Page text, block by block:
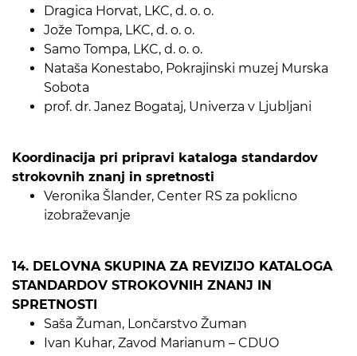
Dragica Horvat, LKC, d. o. o.
Jože Tompa, LKC, d. o. o.
Samo Tompa, LKC, d. o. o.
Nataša Konestabo, Pokrajinski muzej Murska
Sobota
prof. dr. Janez Bogataj, Univerza v Ljubljani
Koordinacija pri pripravi kataloga standardov
strokovnih znanj in spretnosti
Veronika Šlander, Center RS za poklicno
izobraževanje
14. DELOVNA SKUPINA ZA REVIZIJO KATALOGA
STANDARDOV STROKOVNIH ZNANJ IN
SPRETNOSTI
Saša Žuman, Lončarstvo Žuman
Ivan Kuhar, Zavod Marianum – CDUO